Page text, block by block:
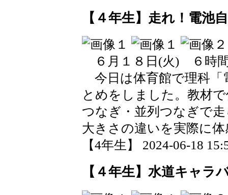
【４年生】走れ！電池
６月１８日(火) ６時
今日は体育館で理科「
とめをしました。教材
つなぎ・並列つなぎで
大きさの違いを実際に
【4年生】 2024-06-18
【４年生】水道キャラ